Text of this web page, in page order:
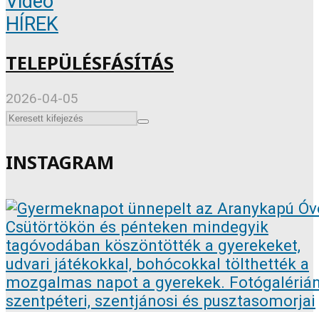
HÍREK
TELEPÜLÉSFÁSÍTÁS
2026-04-05
INSTAGRAM